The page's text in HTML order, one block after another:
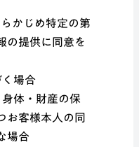
らかじめ特定の第
の提供に同意を
く場合
身体・財産の保
お客様本人の同
場合